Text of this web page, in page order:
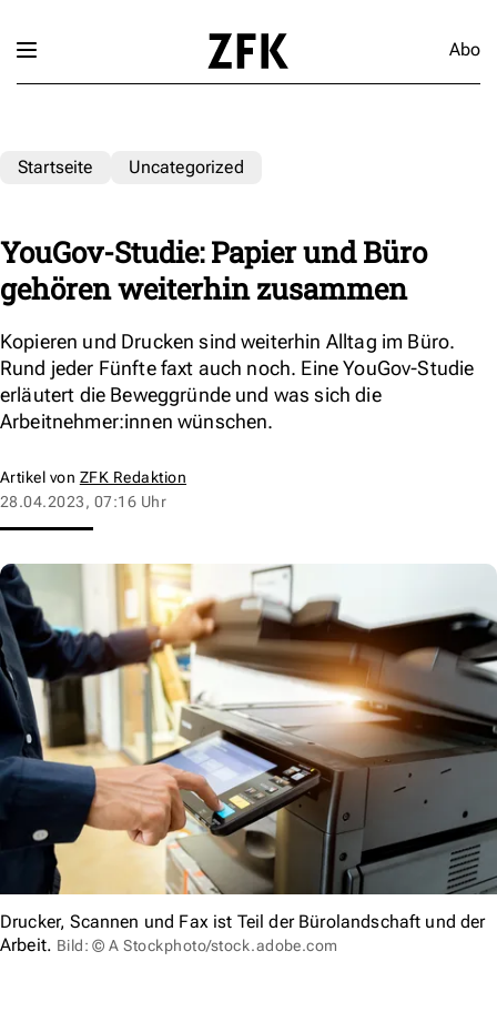
Abo
Startseite Uncategorized
YouGov-Studie: Papier und Büro
gehören weiterhin zusammen
Kopieren und Drucken sind weiterhin Alltag im Büro.
Rund jeder Fünfte faxt auch noch. Eine YouGov-Studie
erläutert die Beweggründe und was sich die
Arbeitnehmer:innen wünschen.
Artikel von ZFK Redaktion
28.04.2023, 07:16 Uhr
Drucker, Scannen und Fax ist Teil der Bürolandschaft und der
Arbeit. Bild: © A Stockphoto/stock.adobe.com